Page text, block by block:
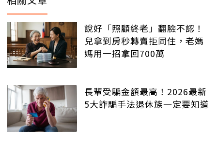
說好「照顧終老」翻臉不認！
兒拿到房秒轉賣拒同住，老媽
媽用一招拿回700萬
長輩受騙金額最高！2026最新
5大詐騙手法退休族一定要知道